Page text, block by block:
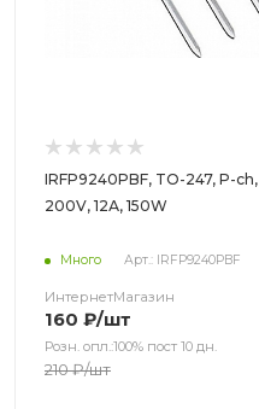
IRFP9240PBF, TO-247, P-ch,
200V, 12А, 150W
Много Арт.: IRFP9240PBF
ИнтернетМагазин
160 ₽/шт
Розн. опл.:100% пост 10 дн.
210₽/шт